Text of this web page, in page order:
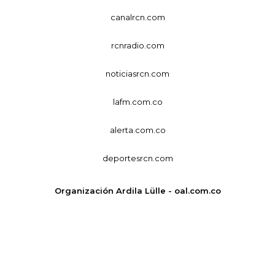
canalrcn.com
rcnradio.com
noticiasrcn.com
lafm.com.co
alerta.com.co
deportesrcn.com
Organización Ardila Lülle - oal.com.co